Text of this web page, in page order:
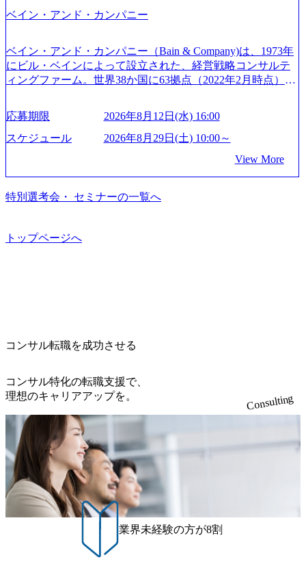
ションサーチになります。 ご経験やスキル、そして適性や
きます。 ※本求人はレバテック株式会社の雇用となりま
す。 ※案件によっては客先に出向いての作業も発生しま
す。 ＜ITコンサルタント＞ Webアプリケーション、SaaS系
模基幹システムにおける最上流のPoC(概念実証)支援から構
想策定、開発マネジメント支援までを一気通貫で担当して
います。 生成AIなどの最新技術とシステムを活用し、顧客
の業務革新と効率化の実現に貢献します。 ＜PL/PM＞ 顧客
の要望を深くヒアリングし、企画構想からアジャイル開発
による開発支援までを一気通貫で推進していただきます。
プロジェクト提案・推進の中核として、企画・要件定義か
流での現状分析、顧客ヒアリング、戦略策定、技術選定、
ルティング領域)から参画いただきます。 課題選定から顧客
だきます。 アジャイル開発を通じて顧客の要望や提案を柔
軟に取り入れながら改善サイクルを回すため、ご自身の提
案がサービスに直接反映されやすく、高い貢献度を実感で
きます。 ● 勤務地 東京都渋谷区渋谷3丁目6-7 渋谷金王タワ
ー 事業所内禁煙(入居する施設に喫煙専用室あり) ・就業規
則により就業時間内の喫煙を全面的に禁止 ・禁煙サポート
制度あり オンライン ● 必須要件 以下いずれかのご経験をお
持ちの方 ・システム・ソフトウェア開発経験3年以上 ・要
件定義～基本設計など上流経験2年以上 ・PMO経験2年以上
● 歓迎要件 ・要件定義から詳細設計までのいずれかの上流
工程の経験 ・サブリーダー以上のマネジメント経験 ・お客
様との折衝経験、交渉経験 ・組織課題に対して主体的に業
務改善に取り組まれたご経験 ・アジャイル/スクラムへの興
する「保安ネット」を構築。省庁DXの先進事例を実現 (http
ry-safety-network)（公共サービス） カルビー：SAP HANAの
導入で基幹システムを刷新 (https://www.accenture.com/jp-ja/ca
se-studies/consumer-goods-services/calbee)（消費財・サービ
る 日本では2.3万人以上の従業員を擁しており(会計系BIG4
を上回る規模感)、営業利益率も約15％と驚異的な数字とな
を遂げていることから、今後も高い成長が見込まれる 多く
の技術者を抱えており、アビームコンサルティングに続い
て日本国内2番目にSAP認定コンサルタント制度の有資格者
数が多く、特にIT領域に強みを持つ グローバルのポジショ
ーケットプレイス」が存在し、本ツールを活用で上司の引
職率も21.8%（2023年12月時点）とフレキシブルな働き方を
③12時開始 2026年8月10日(月) 16:00 各回50分程度を想定 オ
ンライン 書類選考通過者
定コンサルタント資格を取得している また、日本国内企業
資格も保有、さまざまな業界・業種でのプロジェクト実績
と蓄積されたノウハウを基に独自の方法論やテンプレート
を開発し、それらを活用してお客様に最適なSAPコンサル
ティングサービスを提供する https://storage.googleapis.com/our
96dc8f2-7d54-42b9-a7ae-8c532c52d3d8_1200x678.webp アビー
ムコンサルティング会社資料 (https://www.abeam.com/content/
dam/abeam/jp/ja/about/company/ABeamConsultingCompanyProfil
e_jpn_4.pdf) 『SAP AWARD OF EXCELLENCE 2024』にお
ルティング、社員の健康改善を支援 食事・睡眠など可視
w.businessinsider.jp/post-283587) アサヒグループホールディン
ンサルティング会社となり、今後も成長性が大きくみられ
社時に10日間の間みっちりとコンサルの基礎を支援)を魅力
に感じ、他Big4ではなくアビームを選ぶ方も多数 アビーム
といえばSAPをはじめとしたシステム、とイメージされる
こともあるが実態としては経営戦略策定や新規事業立案な
どのトップラインを上げるための戦略案件も多く存在 特に
スポーツ&エンターテイメント領域ではBig4に先んじて注力
し、業界内で大きな存在感を誇る 社員の多様化する生活ス
タイルやライフイベントに対応した働きやすい職場環境を
実現するため、さまざまなサポート制度を導入している 多
文化理解や女性の活躍推進などの取り組み、また、フレッ
クス制度やフリーロケーション制度、フルリモート制度な
どの多様な働き方をサポートする制度が整備されている 202
6年8月23日(日) 9:00～18:00終了 2026年8月12日(水) 16:00 202
ベイン・アンド・カンパニー
ベイン・アンド・カンパニー（Bain & Company)は、1973年
にビル・ベインによって設立された、経営戦略コンサルテ
ィングファーム。世界38か国に63拠点（2022年2月時点）、
アントにお届けするのは単なるレポートではなく、『結
果』である。」この原則のもと、ベインは1973年に創業さ
れた。クライアントが不確かな未来の中、競争に勝てるよ
に、提言を具体的な行動に落とし込んでいる。 徹底した
「結果主義」を標榜。クライアントのフルポテンシャル実
現を目標に、具体的に目に見える成果を出すことを信条と
（真北）という言葉がよくつかわれる。針が少し東に傾い
外オフィスへのトランスファー制度などが充実している。
東京オフィスに来るグローバルメンバーも多く、グローバ
れており、これまで多くのNPO・NGOなどの非営利団体に
無償でコンサルティングを提供している。 2026年8月29日
(土) の対面Kick-offイベントを皮切りに1か月程度のプログラ
ム ※初回プログラム : 8月29日(土)10:00～13:30 2026年8月12
日(水) 16:00 Bain & Company Tokyoでは、「Tokyo Be Bold Pr
ogram (女性候補者向け選考支援プログラム)」を実施いたし
ます。クライアントに斬新なソリューションを提供し、複
雑な経営課題を解決するために、チームのダイバーシティ
は欠かせません。是非、ユニークな視点と高い志を持つ女
性の皆様に多数ご参画頂きたいと考え、プログラムを開催
性はどのように活躍をしているのか」、「ケース面接の経
験がなく対策の仕方が知りたい」などのお声をたくさんい
応募期限
2026年8月12日(水) 16:00
スケジュール
2026年8月29日(土) 10:00～
View More
特別選考会・ セミナーの一覧へ
トップページへ
コンサル転職を成功させる
コンサル特化の転職支援で、
理想のキャリアアップを。
Consulting
業界未経験の方が8割